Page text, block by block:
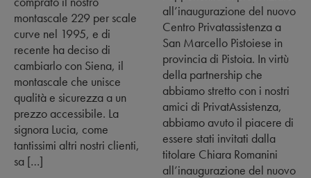
montascale 229 per scale
curve nel 1995, e di
recente ha deciso di
cambiarlo con Siena, il
montascale che unisce
qualità e sicurezza a un
prezzo accessibile. La
signora Lucia, come
tantissimi altri nostri clienti,
sa […]
all’inaugurazione del nuovo
Centro Privatassistenza a
San Marcello Pistoiese in
provincia di Pistoia. In virtù
della partnership che
abbiamo stretto con i nostri
amici di PrivatAssistenza,
abbiamo avuto il piacere di
essere stati invitati dalla
titolare Chiara Romanini
all’inaugurazione del nuovo